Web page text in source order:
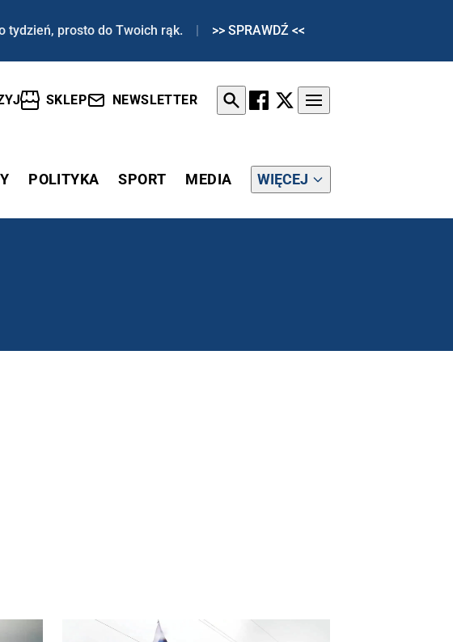
tydzień, prosto do Twoich rąk. | >> SPRAWDŹ <<
SKLEP NEWSLETTER
POLITYKA SPORT MEDIA WIĘCEJ